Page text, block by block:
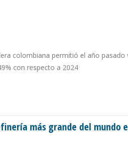
colombiana permitió el año pasado
con respecto a 2024
más grande del mundo